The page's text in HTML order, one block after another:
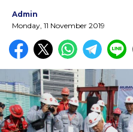
Admin
Monday, 11 November 2019